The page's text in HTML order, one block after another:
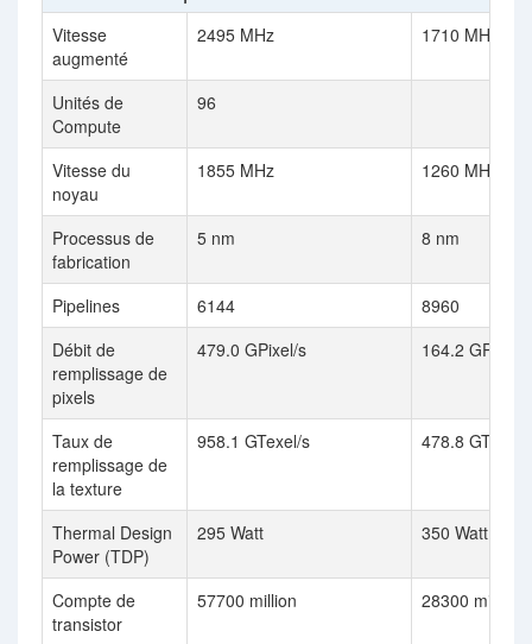
Vitesse
augmenté
2495 MHz 1710 MHz
Unités de
Compute
96
Vitesse du
noyau
1855 MHz 1260 MHz
Processus de
fabrication
5 nm 8 nm
Pipelines 6144
8960
Débit de
remplissage de
pixels
479.0 GPixel/s 164.2 GPixel/s
Taux de
remplissage de
la texture
958.1 GTexel/s 478.8 GTexel/
Thermal Design
Power (TDP)
295 Watt 350 Watt
Compte de
transistor
57700 million 28300 million